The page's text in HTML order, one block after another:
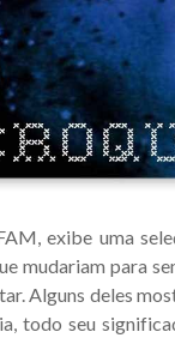
exibe uma
mudariam para
Alguns deles
todo seu